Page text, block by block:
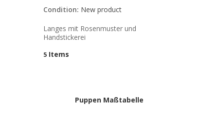
Condition: New product
Langes mit Rosenmuster und
Handstickerei
5 Items
Puppen Maßtabelle